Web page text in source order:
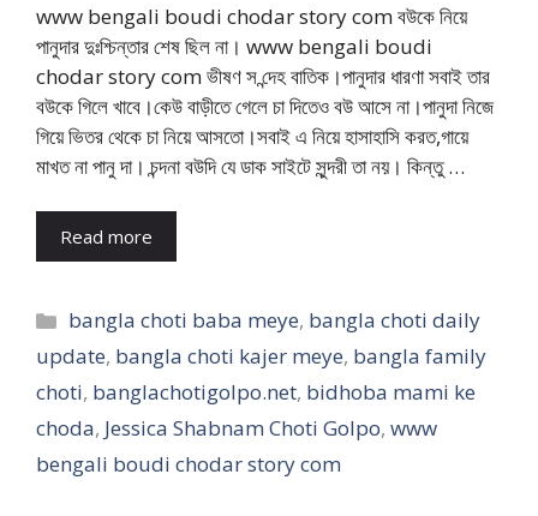
www bengali boudi chodar story com বউকে নিয়ে
পানুদার দুঃশ্চিন্তার শেষ ছিল না। www bengali boudi
chodar story com ভীষণ স ন্দেহ বাতিক।পানুদার ধারণা সবাই তার
বউকে গিলে খাবে।কেউ বাড়ীতে গেলে চা দিতেও বউ আসে না।পানুদা নিজে
গিয়ে ভিতর থেকে চা নিয়ে আসতো।সবাই এ নিয়ে হাসাহাসি করত,গায়ে
মাখত না পানু দা। চন্দনা বউদি যে ডাক সাইটে সুন্দরী তা নয়। কিন্তু …
Read more
Categories
bangla choti baba meye, bangla choti daily
update, bangla choti kajer meye, bangla family
choti, banglachotigolpo.net, bidhoba mami ke
choda, Jessica Shabnam Choti Golpo, www
bengali boudi chodar story com